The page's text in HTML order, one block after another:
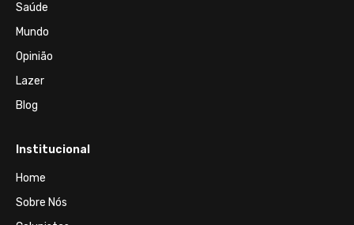
Saúde
Mundo
Opinião
Lazer
Blog
Institucional
Home
Sobre Nós